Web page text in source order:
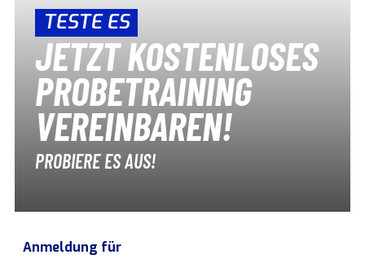
TESTE ES
JETZT KOSTENLOSES
PROBETRAINING
VEREINBAREN!
PROBIERE ES AUS!
Anmeldung für